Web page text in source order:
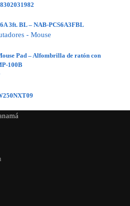
3ft. BL – NAB-PCS6A3FBL
Pad – Alfombrilla de ratón con
100B